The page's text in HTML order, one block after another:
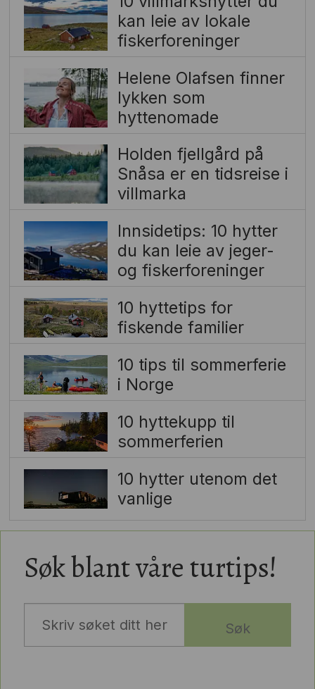
kan leie av lokale
fiskerforeninger
Helene Olafsen finner
lykken som
hyttenomade
Holden fjellgård på
Snåsa er en tidsreise i
villmarka
Innsidetips: 10 hytter
du kan leie av jeger-
og fiskerforeninger
10 hyttetips for
fiskende familier
10 tips til sommerferie
i Norge
10 hyttekupp til
sommerferien
10 hytter utenom det
vanlige
Søk blant våre turtips!
Søk